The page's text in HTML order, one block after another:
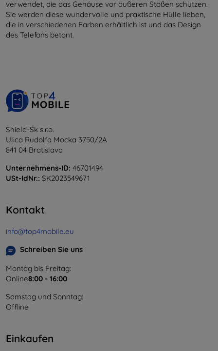
verwendet, die das Gehäuse vor äußeren Stößen schützen.
Sie werden diese wundervolle und praktische Hülle lieben,
die in verschiedenen Farben erhältlich ist und das Design
des Telefons betont.
Shield-Sk s.r.o.
Ulica Rudolfa Mocka 3750/2A
841 04 Bratislava
Unternehmens-ID: 46701494
USt-IdNr.: SK2023549671
Kontakt
info@top4mobile.eu
Schreiben Sie uns
Montag bis Freitag:
Online8:00 - 16:00
Samstag und Sonntag:
Offline
Einkaufen